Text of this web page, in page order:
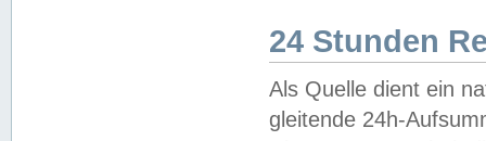
24 Stunden
Als Quelle dient ein
gleitende 24h-